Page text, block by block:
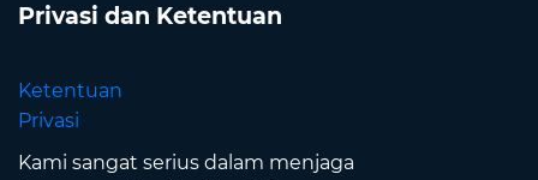
Privasi dan Ketentuan
Ketentuan
Privasi
Kami sangat serius dalam menjaga